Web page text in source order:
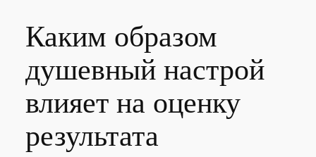
Каким образом
душевный настрой
влияет на оценку
результата